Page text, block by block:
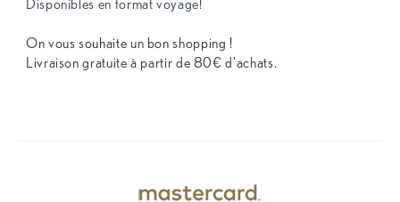
Disponibles en format voyage!
On vous souhaite un bon shopping !
Livraison gratuite à partir de 80€ d'achats.